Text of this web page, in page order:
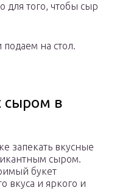
для того, чтобы сыр
на стол.
сыром в
запекать вкусные
сыром.
букет
вкуса и яркого и